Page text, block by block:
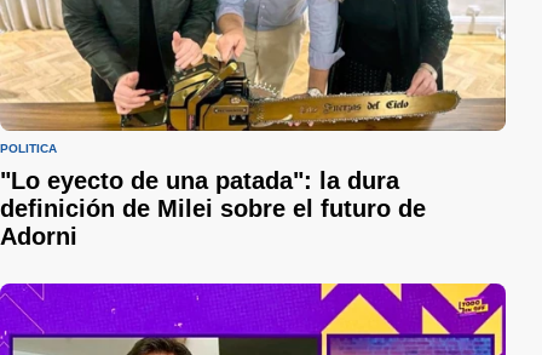
POLÍTICA
"Lo eyecto de una patada": la dura
definición de Milei sobre el futuro de
Adorni